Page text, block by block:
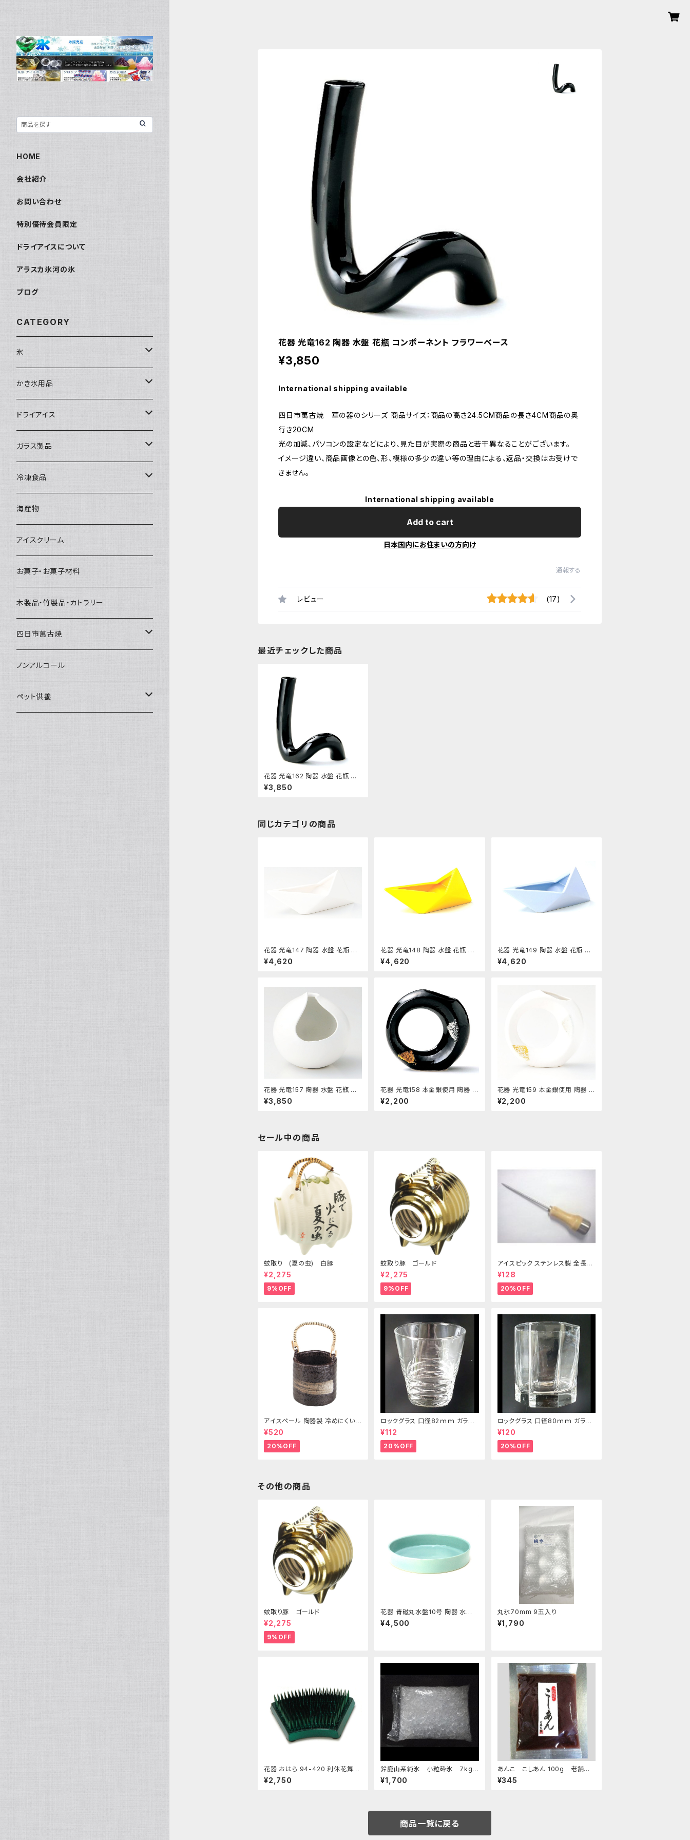
花器 光竜162 陶器 水盤 花瓶 コンポーネント フラワーベース
¥3,850
International shipping available
四日市萬古焼 華の器のシリーズ 商品サイズ：商品の高さ24.5CM商品の長さ4CM商品の奥
行き20CM
光の加減、パソコンの設定などにより、見た目が実際の商品と若干異なることがございます。
イメージ違い、商品画像との色、形、模様の多少の違い等の理由による、返品・交換はお受けで
きません。
International shipping available
Add to cart
日本国内にお住まいの方向け
通報する
レビュー (17)
最近チェックした商品
花器 光竜162 陶器 水盤 花瓶 コ
ンポーネント フラワーベース
¥3,850
同じカテゴリの商品
花器 光竜147 陶器 水盤 花瓶 コ
ンポーネント フラワーベース
¥4,620
花器 光竜148 陶器 水盤 花瓶 コ
ンポーネント フラワーベース
¥4,620
花器 光竜149 陶器 水盤 花瓶 コ
ンポーネント フラワーベース
¥4,620
花器 光竜157 陶器 水盤 花瓶 コ
ンポーネント フラワーベース
¥3,850
花器 光竜158 本金銀使用 陶器 水
盤 花瓶 コンポーネント フラワー
ベース
¥2,200
花器 光竜159 本金銀使用 陶器 水
盤 花瓶 コンポーネント フラワー
ベース
¥2,200
セール中の商品
蚊取り (夏の虫) 白豚
¥2,275
9%OFF
蚊取り豚 ゴールド
¥2,275
9%OFF
アイスピック ステンレス製 全長21
5ｍｍ
¥128
20%OFF
アイスペール 陶器製 冷めにくい二
重構造 860ml
¥520
20%OFF
ロックグラス 口径82ｍｍ ガラス
製 250cc
¥112
20%OFF
ロックグラス 口径80ｍｍ ガラス
製 220cc
¥120
20%OFF
その他の商品
蚊取り豚 ゴールド
¥2,275
9%OFF
花器 青磁丸水盤10号 陶器 水盤
花瓶 フラワーベース
¥4,500
丸氷70mm 9玉入り
¥1,790
花器 おはら 94-420 利休花舞剣
山 S フラワーベース 水盤
¥2,750
鈴鹿山系純氷 小粒砕氷 7kg
¥1,700
あんこ こしあん 100g 老舗あ
んこ屋のこだわり餡【クリックポス
ト便】
¥345
商品一覧に戻る
HOME
会社紹介
お問い合わせ
特別優待会員限定
ドライアイスについて
アラスカ氷河の氷
ブログ
CATEGORY
氷
富士天然水の氷
丸氷
直径70mm
直径65mm
角氷
砕氷
氷河の氷
氷アイテム
かき氷用品
かき氷シロップ
無果汁1.8Lパック
無果汁1Lパック
果汁入り600ｍL瓶
無添加瓶シロップ
かき氷機・かき氷器
かき氷カップ
発泡スチロール無地-使い捨て
発泡スチロールプリント柄
かき氷スプーン・スプーンストロー
プラスチック・スプーン
プラスチック・スプーンストロー
コンデンスミルク・練乳・あんこ
かき氷セット
その他かき氷用品
ドライアイス
ドライアイス3ｋｇ
ドライアイス4ｋｇ
ドライアイス5ｋｇ
ドライアイス8ｋｇ
ドライアイス10ｋｇ
ドライアイス15ｋｇ
ドライアイス20ｋｇ
ドライアイス25ｋｇ
ガラス製品
オンザロック・グラス
ビール・グラス
タンブラー
かき氷器
冷凍食品
肉まん・あんまん
パスタ・スパゲッティ
惣菜
海産物
アイスクリーム
お菓子・お菓子材料
木製品・竹製品・カトラリー
四日市萬古焼
土鍋・土釜
一般土鍋
皿・椀・丼・小物
ノンアルコール
ペット供養